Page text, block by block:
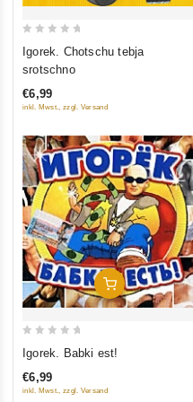
out
5
Igorek. Chotschu tebja
srotschno
€6,99
inkl. Mwst., zzgl. Versand
In Den Warenkorb
out
of
Igorek. Babki est!
€6,99
inkl. Mwst., zzgl. Versand